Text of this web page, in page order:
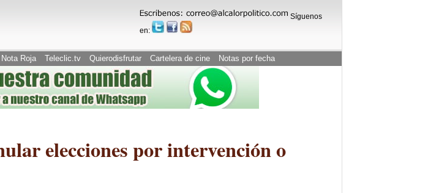
Síguenos
en:
Nota Roja Teleclic.tv Quierodisfrutar Cartelera de cine Notas por fecha
elecciones por intervención o